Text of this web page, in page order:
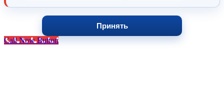
Принять
Call Now Button